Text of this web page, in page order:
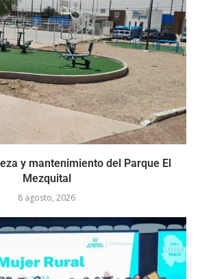
y mantenimiento del Parque El
Mezquital
8 agosto, 2026